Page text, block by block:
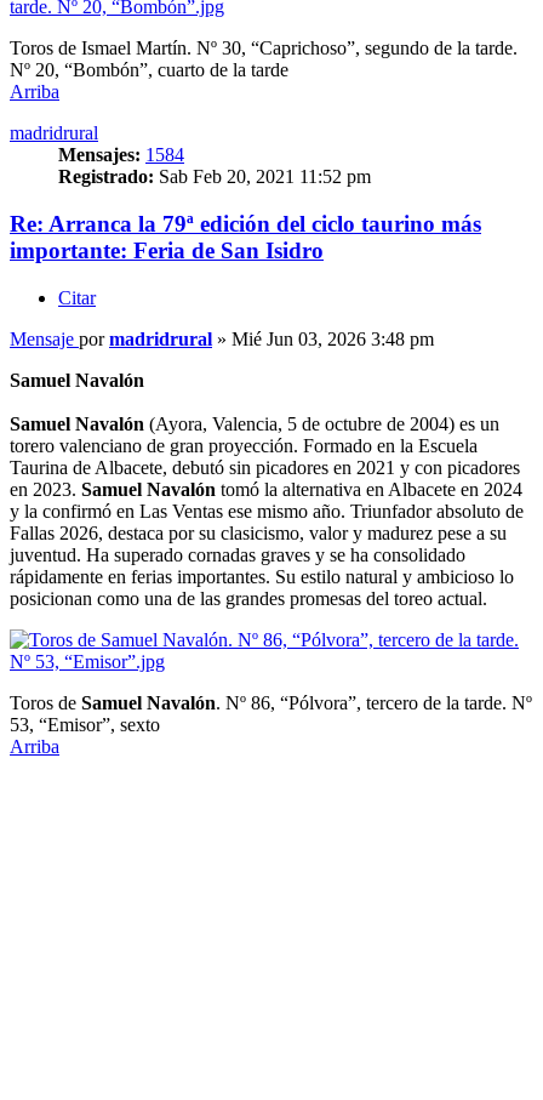
Toros de Ismael Martín. Nº 30, “Caprichoso”, segundo de la tarde.
Nº 20, “Bombón”, cuarto de la tarde
Arriba
madridrural
Mensajes: 1584
Registrado: Sab Feb 20, 2021 11:52 pm
Re: Arranca la 79ª edición del ciclo taurino más
importante: Feria de San Isidro
Citar
Mensaje pormadridrural » Mié Jun 03, 2026 3:48 pm
Samuel Navalón
Samuel Navalón (Ayora, Valencia, 5 de octubre de 2004) es un
torero valenciano de gran proyección. Formado en la Escuela
Taurina de Albacete, debutó sin picadores en 2021 y con picadores
en 2023. Samuel Navalón tomó la alternativa en Albacete en 2024
y la confirmó en Las Ventas ese mismo año. Triunfador absoluto de
Fallas 2026, destaca por su clasicismo, valor y madurez pese a su
juventud. Ha superado cornadas graves y se ha consolidado
rápidamente en ferias importantes. Su estilo natural y ambicioso lo
posicionan como una de las grandes promesas del toreo actual.
Toros de Samuel Navalón. Nº 86, “Pólvora”, tercero de la tarde. Nº
53, “Emisor”, sexto
Arriba